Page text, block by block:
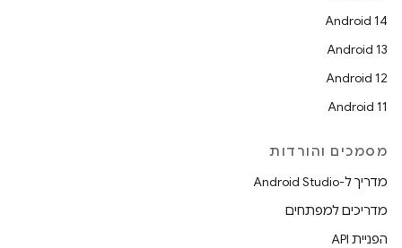
Android 14
Android 13
Android 12
Android 11
מסמכים והורדות
מדריך ל-Android Studio
מדריכים למפתחים
הפניית API